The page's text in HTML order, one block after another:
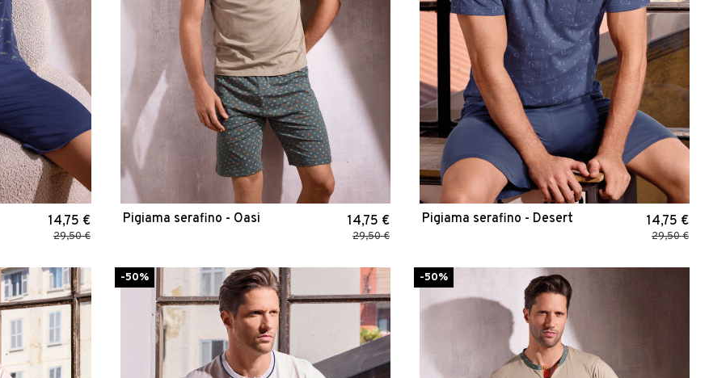
14,75 €
29,50 €
Pigiama serafino - Oasi 14,75 €
29,50 €
Pigiama serafino - Desert 14,75 €
29,50 €
-50% -50%